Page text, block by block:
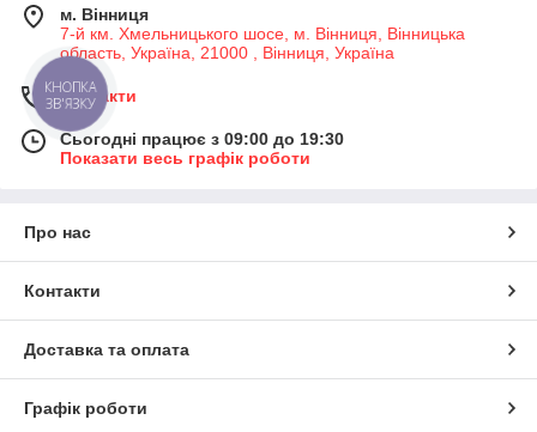
м. Вінниця
7-й км. Хмельницького шосе, м. Вінниця, Вінницька
область, Україна, 21000 , Вінниця, Україна
Контакти
Сьогодні працює з 09:00 до 19:30
Показати весь графік роботи
Про нас
Контакти
Доставка та оплата
Графік роботи
КНОПКА
ЗВ'ЯЗКУ